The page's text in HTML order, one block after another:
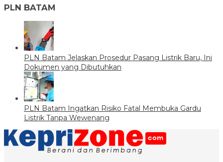
PLN BATAM
PLN Batam Jelaskan Prosedur Pasang Listrik Baru, Ini
Dokumen yang Dibutuhkan
PLN Batam Ingatkan Risiko Fatal Membuka Gardu
Listrik Tanpa Wewenang